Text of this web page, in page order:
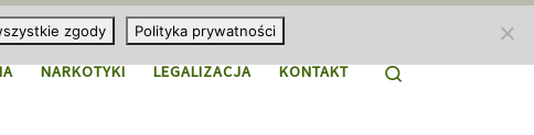
NARKOTYKI LEGALIZACJA KONTAKT Search
zgody Polityka prywatności